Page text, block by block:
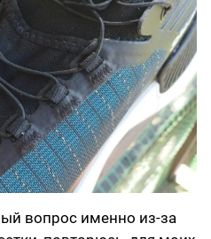
вопрос именно из-за